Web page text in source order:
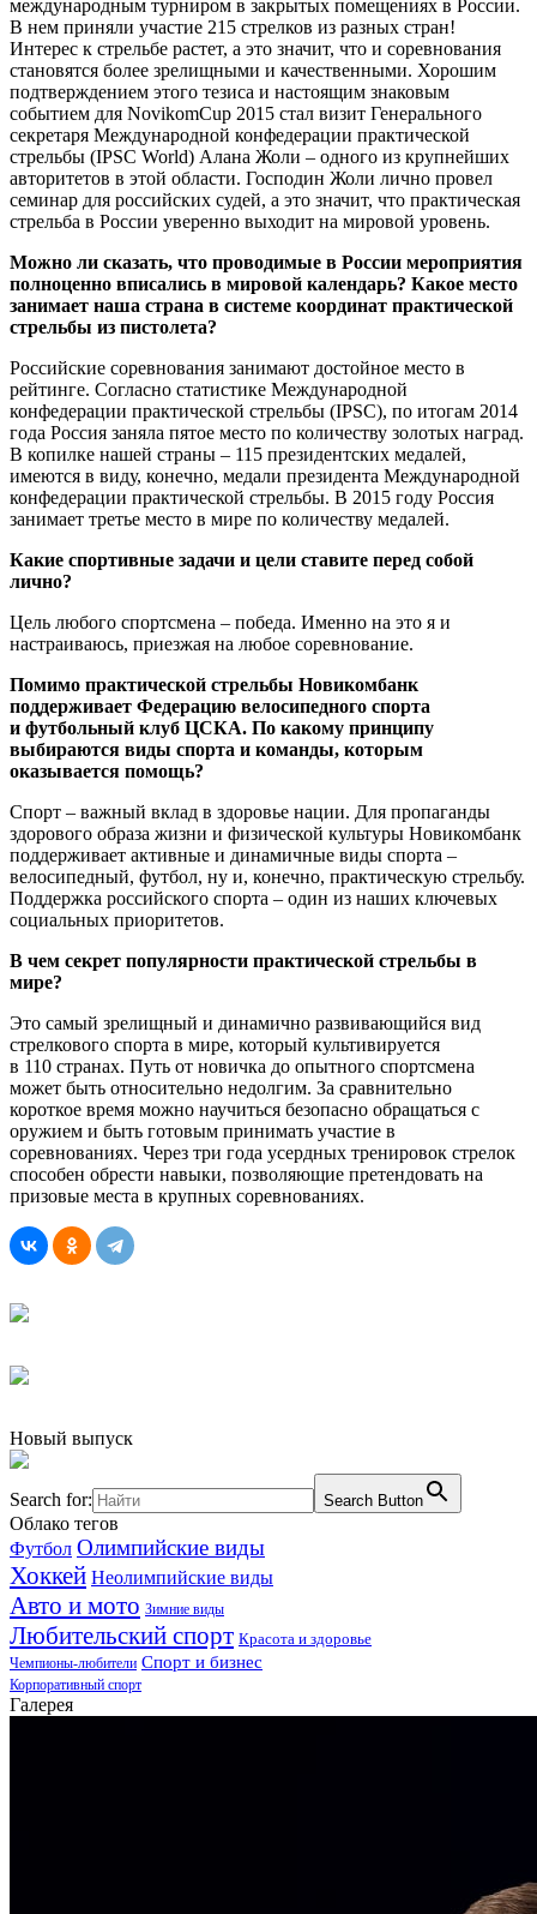
международным турниром в закрытых помещениях в России.
В нем приняли участие 215 стрелков из разных стран!
Интерес к стрельбе растет, а это значит, что и соревнования
становятся более зрелищными и качественными. Хорошим
подтверждением этого тезиса и настоящим знаковым
событием для NovikomCup 2015 стал визит Генерального
секретаря Международной конфедерации практической
стрельбы (IPSC World) Алана Жоли – одного из крупнейших
авторитетов в этой области. Господин Жоли лично провел
семинар для российских судей, а это значит, что практическая
стрельба в России уверенно выходит на мировой уровень.
Можно ли сказать, что проводимые в России мероприятия
полноценно вписались в мировой календарь? Какое место
занимает наша страна в системе координат практической
стрельбы из пистолета?
Российские соревнования занимают достойное место в
рейтинге. Согласно статистике Международной
конфедерации практической стрельбы (IPSC), по итогам 2014
года Россия заняла пятое место по количеству золотых наград.
В копилке нашей страны – 115 президентских медалей,
имеются в виду, конечно, медали президента Международной
конфедерации практической стрельбы. В 2015 году Россия
занимает третье место в мире по количеству медалей.
Какие спортивные задачи и цели ставите перед собой
лично?
Цель любого спортсмена – победа. Именно на это я и
настраиваюсь, приезжая на любое сорев­нование.
Помимо практической стрельбы Новикомбанк
поддерживает Федерацию велосипедного спорта
и футбольный клуб ЦСКА. По какому принципу
выбираются виды спорта и команды, которым
оказывается помощь?
Спорт – важный вклад в здоровье нации. Для пропаганды
здорового образа жизни и физической культуры Новикомбанк
поддерживает активные и динамичные виды спорта –
велосипедный, футбол, ну и, конечно, практическую стрельбу.
Поддержка российского спорта – один из наших ключевых
социальных приоритетов.
В чем секрет популярности практической стрельбы в
мире?
Это самый зрелищный и динамично развивающийся вид
стрелкового спорта в мире, который культивируется
в 110 странах. Путь от новичка до опытного спортсмена
может быть относительно недолгим. За сравнительно
короткое время можно научиться безопасно обращаться с
оружием и быть готовым принимать участие в
соревнованиях. Через три года усердных тренировок стрелок
способен обрести навыки, позволяющие претендовать на
призовые места в крупных соревнованиях.
Новый выпуск
Search for: Search Button
Облако тегов
Футбол Олимпийские виды
Хоккей Неолимпийские виды
Авто и мото Зимние виды
Любительский спорт Красота и здоровье
Чемпионы-любители Спорт и бизнес
Корпоративный спорт
Галерея